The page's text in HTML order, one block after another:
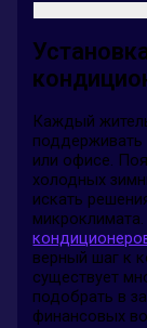
Каждый
или офисе.
холодных
искать
верный шаг к
существует
подобрать в
финансовых